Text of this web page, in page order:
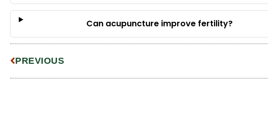
Can acupuncture improve fertility?
PREVIOUS